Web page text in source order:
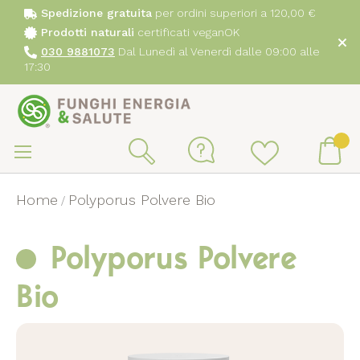
Spedizione gratuita per ordini superiori a 120,00 €
Prodotti naturali certificati veganOK
030 9881073 Dal Lunedì al Venerdì dalle 09:00 alle
17:30
al
Search
Home Polyporus Polvere Bio
Polyporus Polvere
Bio